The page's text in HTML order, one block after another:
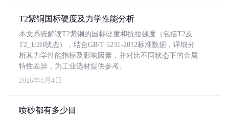
T2紫铜国标硬度及力学性能分析
本文系统解读T2紫铜的国标硬度和抗拉强度（包括T2及
T2_1/2H状态），结合GB/T 5231-2012标准数据，详细分
析其力学性能指标及影响因素，并对比不同状态下的金属
特性差异，为工业选材提供参考。
2026年8月4日
喷砂都有多少目